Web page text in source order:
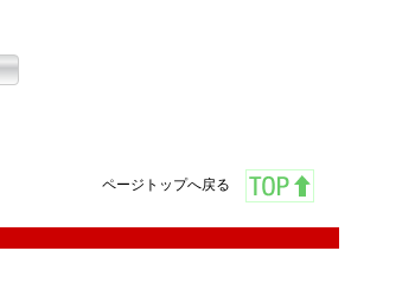
ページトップへ戻る